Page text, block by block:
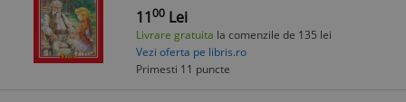
1100 Lei
Livrare gratuita la comenzile de 135 lei
Vezi oferta pe libris.ro
Primesti 11 puncte